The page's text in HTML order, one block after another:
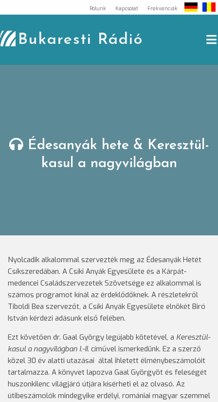
to
content
Rólunk Kapcsolat Frekvenciák
Bukaresti Rádió
Édesanyák hete & Keresztül-
kasul a nagyvilágban
Nyolcadik alkalommal szervezték meg az Édesanyák Hetét
Csíkszeredában. A Csíki Anyák Egyesülete és a Kárpát-
medencei Családszervezetek Szövetsége ez alkalommal is
számos programot kínál az érdeklődőknek. A részletekről
Tiboldi Bea szervezőt, a Csíki Anyák Egyesülete elnökét Biró
István kérdezi adásunk első felében.
Ezt követően dr. Gaal György legújabb kötetével, a Keresztül-
kasul a nagyvilágban I.-II. cíművel ismerkedünk. Ez a szerző
közel 30 év alatti utazásai által ihletett élménybeszámolóit
tartalmazza. A könyvet lapozva Gaal Györgyöt és feleségét
huszonkilenc világjáró útjára kísérheti el az olvasó. Az
útibeszámolók mindegyike erdélyi, romániai magyar szemmel